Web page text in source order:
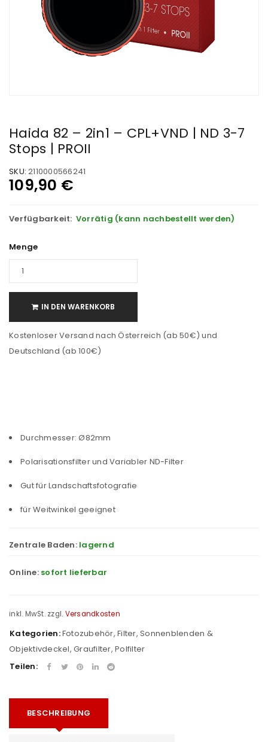
Haida 82 – 2in1 – CPL+VND | ND 3-7
Stops | PROII
SKU: 2110000566241
109,90 €
Verfügbarkeit: Vorrätig (kann nachbestellt werden)
Menge
IN DEN WARENKORB
Kostenloser Versand nach Österreich (ab 50€) und
Deutschland (ab 100€)
Durchmesser: Ø82mm
Polarisationsfilter und Variabler ND-Filter
Gut für Landschaftsfotografie
für Weitwinkel geeignet
Zentrale Baden: lagernd
Online: sofort lieferbar
inkl. MwSt. zzgl. Versandkosten
Kategorien:Fotozubehör, Filter, Sonnenblenden &
Objektivdeckel, Graufilter, Polfilter
Teilen:
BESCHREIBUNG